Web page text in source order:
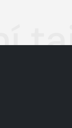
TMAVÝ REŽIM